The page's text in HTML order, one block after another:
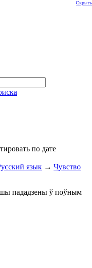
по дате
Скрыть
язык → Чувство
пададзены ў поўным